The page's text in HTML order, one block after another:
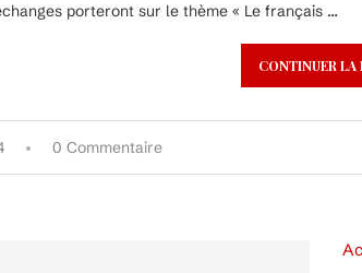
porteront sur le thème « Le français …
CONTINUER LA
0 Commentaire